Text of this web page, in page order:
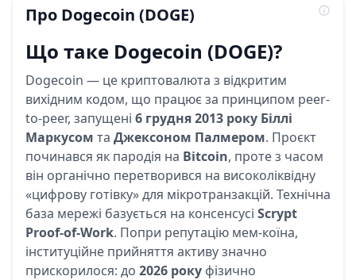
Про Dogecoin (DOGE)
Що таке Dogecoin (DOGE)?
Dogecoin — це криптовалюта з відкритим
вихідним кодом, що працює за принципом peer-
to-peer, запущені 6 грудня 2013 року Біллі
Маркусом та Джексоном Палмером. Проєкт
починався як пародія на Bitcoin, проте з часом
він органічно перетворився на високоліквідну
«цифрову готівку» для мікротранзакцій. Технічна
база мережі базується на консенсусі Scrypt
Proof-of-Work. Попри репутацію мем-коїна,
інституційне прийняття активу значно
прискорилося: до 2026 року фізично